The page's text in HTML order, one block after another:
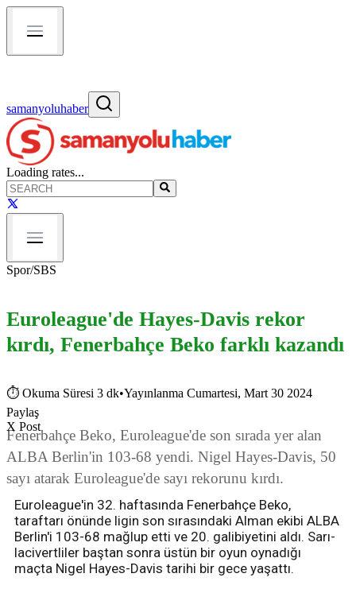
samanyoluhaber
Loading rates...
Spor/SBS
Euroleague'de Hayes-Davis rekor
kırdı, Fenerbahçe Beko farklı kazandı
⏱ Okuma Süresi 3 dk•Yayınlanma Cumartesi, Mart 30 2024
Paylaş
X Post
Fenerbahçe Beko, Euroleague'de son sırada yer alan
ALBA Berlin'in 103-68 yendi. Nigel Hayes-Davis, 50
sayı atarak Euroleague'de sayı rekorunu kırdı.
Euroleague'in 32. haftasında Fenerbahçe Beko,
taraftarı önünde ligin son sırasındaki Alman ekibi ALBA
Berlin'i 103-68 mağlup etti ve 20. galibiyetini aldı. Sarı-
lacivertliler baştan sonra üstün bir oyun oynadığı
maçta Nigel Hayes-Davis tarihi bir gece yaşattı.